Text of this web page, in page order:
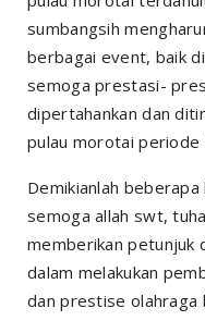
sumbangsih
berbagai event, baik
semoga prestasi-
dipertahankan dan
pulau morotai
Demikianlah
semoga allah swt,
memberikan petunjuk
dalam melakukan
dan prestise olahraga